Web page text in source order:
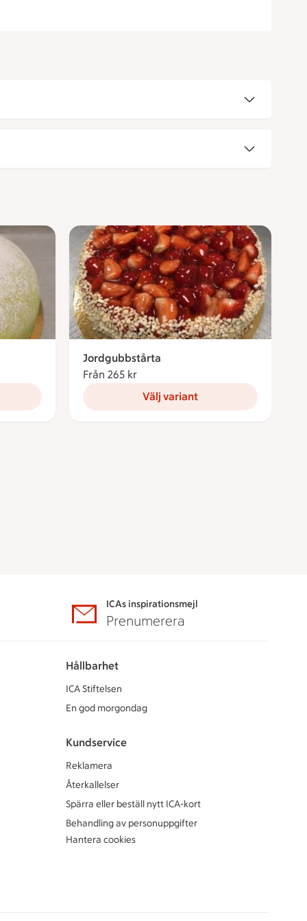
Jordgubbstårta
Från 265 kr
Välj variant
ICAs inspirationsmejl
Prenumerera
Hållbarhet
ICA Stiftelsen
En god morgondag
Kundservice
Reklamera
Återkallelser
Spärra eller beställ nytt ICA-kort
Behandling av personuppgifter
Hantera cookies